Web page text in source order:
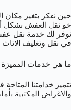
حين نفكر بتغير مكان
خو نقل العفش بشكل
نوفر لك خدمة نقل
في نقل وتغليف
ما هي خدمات
تتميز خدامتنا
والاغراض المكتبية